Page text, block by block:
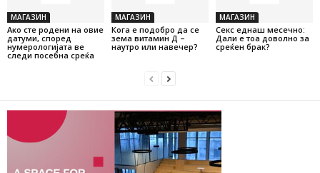
МАГАЗИН
Ако сте родени на овие
датуми, според
нумерологијата ве
следи посебна среќа
МАГАЗИН
Кога е подобро да се
зема витамин Д –
наутро или навечер?
МАГАЗИН
Секс еднаш месечно:
Дали е тоа доволно за
среќен брак?